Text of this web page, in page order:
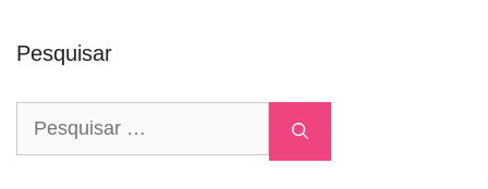
Pesquisar
Pesquisar
por: